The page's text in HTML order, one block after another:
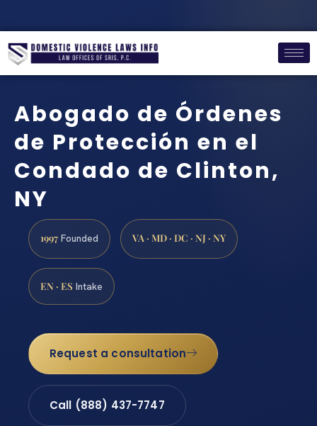
Abogado de Órdenes
de Protección en el
Condado de Clinton,
NY
1997 Founded VA · MD · DC · NJ · NY
EN · ES Intake
Request a consultation
Call (888) 437-7747